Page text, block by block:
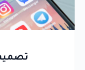
تصميم